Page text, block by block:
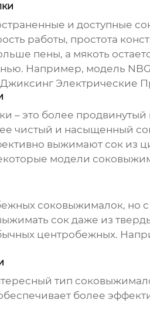
и доступные
работы, простота
пены, а мякоть
Например, модель
Электрические
– это более
чистый и насыщенный
выжимают сок из
модели
соковыжималок, но
сок даже из
центробежных.
тип
более